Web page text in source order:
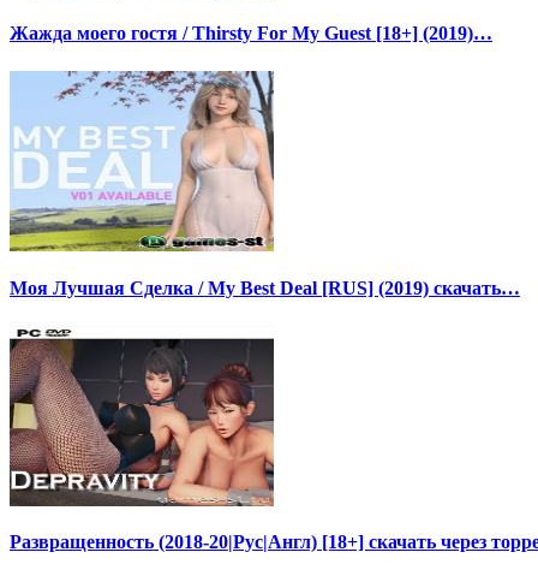
Жажда моего гостя / Thirsty For My Guest [18+] (2019)…
Моя Лучшая Сделка / My Best Deal [RUS] (2019) скачать…
Развращенность (2018-20|Рус|Англ) [18+] скачать через